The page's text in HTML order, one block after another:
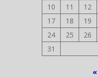
10
11 12
17
18 19
24
25 26
31